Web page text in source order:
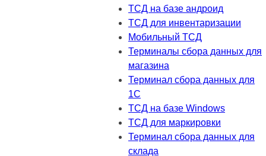
ТСД на базе андроид
ТСД для инвентаризации
Мобильный ТСД
Терминалы сбора данных для
магазина
Терминал сбора данных для
1C
ТСД на базе Windows
ТСД для маркировки
Терминал сбора данных для
склада